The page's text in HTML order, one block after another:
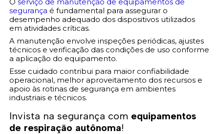
segurança é fundamental para assegurar o
desempenho adequado dos dispositivos utilizados
em atividades críticas.
A manutenção envolve inspeções periódicas, ajustes
técnicos e verificação das condições de uso conforme
a aplicação do equipamento.
Esse cuidado contribui para maior confiabilidade
operacional, melhor aproveitamento dos recursos e
apoio às rotinas de segurança em ambientes
industriais e técnicos.
Invista na segurança com equipamentos
de respiração autônoma!